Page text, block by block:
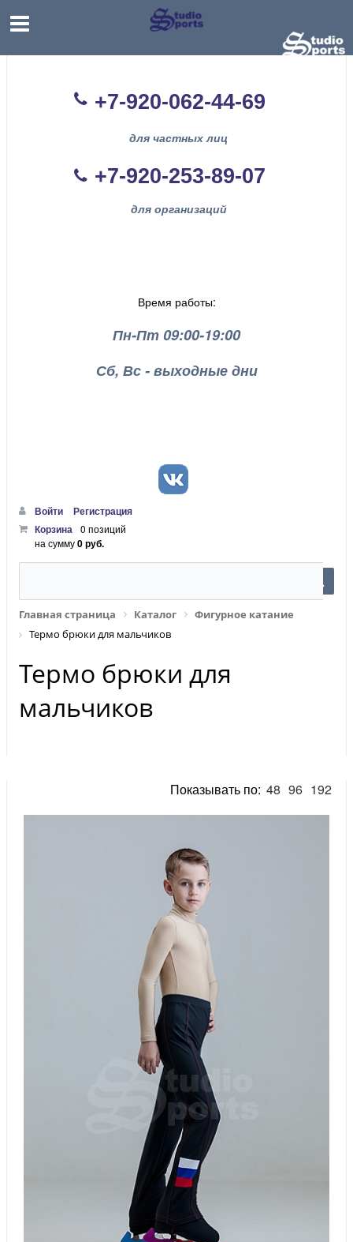
+7-920-062-44-69
для частных лиц
+7-920-253-89-07
для организаций
Время работы:
Пн-Пт 09:00-19:00
Сб, Вс - выходные дни
Войти
Регистрация
Корзина 0 позиций
на сумму0 руб.
Главная страница Каталог
Фигурное катание
Термо брюки для мальчиков
Термо брюки для
мальчиков
Показывать по: 48 96 192